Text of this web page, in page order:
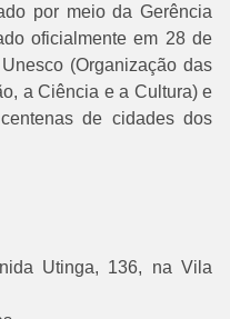
por meio da Gerência
oficialmente em 28 de
(Organização das
a Ciência e a Cultura) e
de cidades dos
Utinga, 136, na Vila